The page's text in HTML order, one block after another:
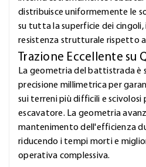
distribuisce uniformemente le
su tutta la superficie dei
resistenza strutturale rispetto
Trazione Eccellente su
La geometria del battistrada è
precisione millimetrica per
sui terreni più difficili e scivolosi
escavatore. La geometria
mantenimento dell'efficienza
riducendo i tempi morti e
operativa complessiva.